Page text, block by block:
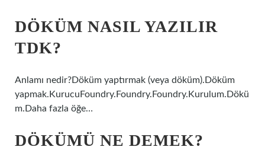
DÖKÜM NASIL YAZILIR
TDK?
Anlamı nedir?Döküm yaptırmak (veya döküm).Döküm
yapmak.KurucuFoundry.Foundry.Foundry.Kurulum.Dökü
m.Daha fazla öğe…
DÖKÜMÜ NE DEMEK?